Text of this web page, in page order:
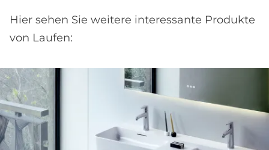
Hier sehen Sie weitere interessante Produkte
von Laufen: